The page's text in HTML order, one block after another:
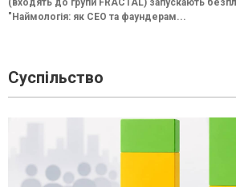
(входять до групи FRACTAL) запускають
"Наймологія: як СEO та фаундерам...
Суспільство